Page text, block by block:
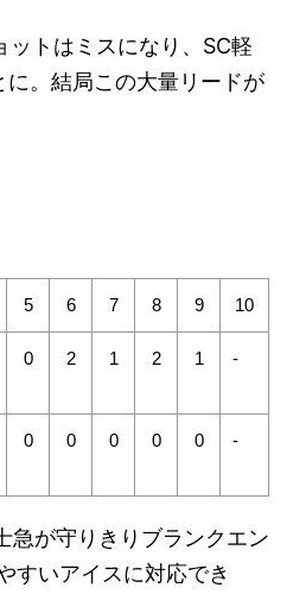
ットはミスになり、SC軽
。結局この大量リードが
5 6 7 8 9 10
0 2 1 2 1 -
0 0 0 0 0 -
急が守りきりブランクエン
すいアイスに対応でき